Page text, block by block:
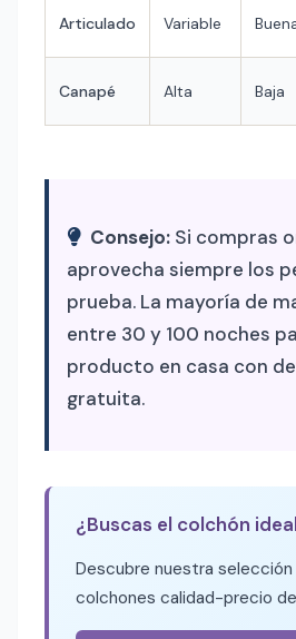
Articulado Variable
Canapé Alta Baja
Consejo: Si compras
aprovecha siempre los
prueba. La mayoría de
entre 30 y 100 noches
producto en casa con
gratuita.
¿Buscas el colchón
Descubre nuestra
colchones calidad-precio